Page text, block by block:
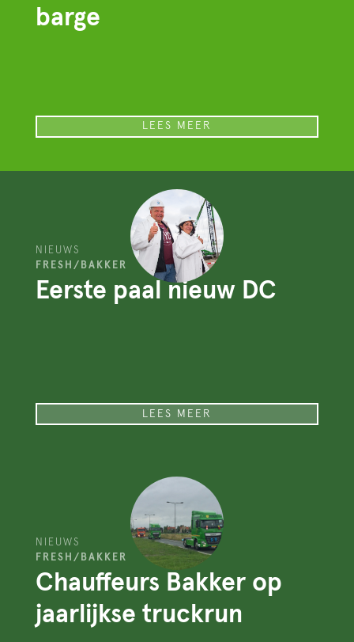
barge
LEES MEER
NIEUWS
FRESH/BAKKER
Eerste paal nieuw DC
LEES MEER
NIEUWS
FRESH/BAKKER
Chauffeurs Bakker op
jaarlijkse truckrun